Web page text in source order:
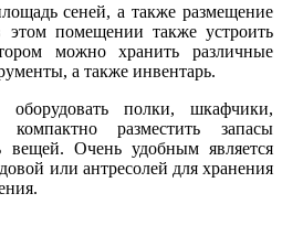
сеней, а также размещение
этом помещении также устроить
можно хранить различные
а также инвентарь.
полки, шкафчики,
разместить запасы
вещей. Очень удобным является
или антресолей для хранения